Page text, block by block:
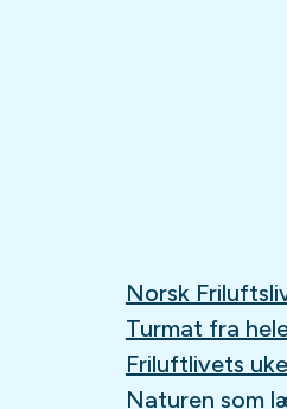
Norsk
Turmat fra
Friluftlivets uke
Naturen som